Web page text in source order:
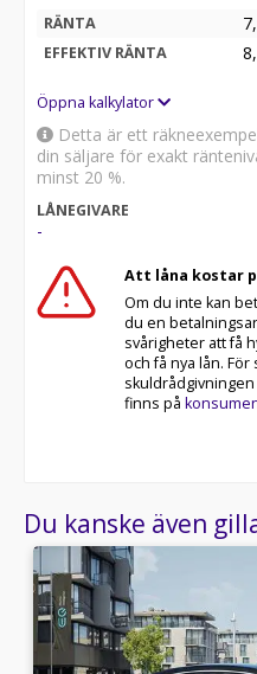
RÄNTA
EFFEKTIV RÄNTA
Öppna kalkylator
Detta är ett
din säljare för exakt
minst 20 %.
LÅNEGIVARE
-
Att låna kostar
Om du inte kan
du en
svårigheter att få
och få nya lån.
finns på
Du kanske även